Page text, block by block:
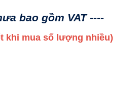
bao gồm VAT ----
khi mua số lượng nhiều)